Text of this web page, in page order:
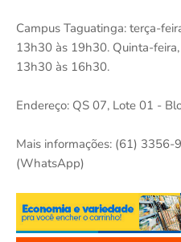
Campus Taguatinga: terça-
13h30 às 19h30. Quinta-
13h30 às 16h30.
Endereço: QS 07, Lote 01 -
Mais informações: (61)
(WhatsApp)